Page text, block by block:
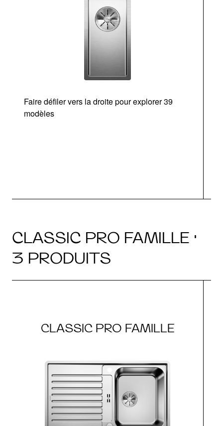
Faire défiler vers la droite pour explorer 39
modèles
CLASSIC PRO FAMILLE ·
3 PRODUITS
CLASSIC PRO FAMILLE